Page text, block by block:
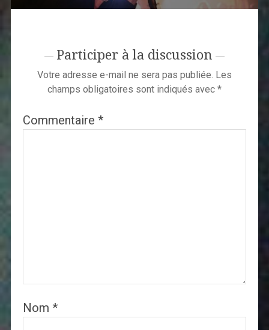
Participer à la discussion
Votre adresse e-mail ne sera pas publiée. Les
champs obligatoires sont indiqués avec *
Commentaire *
Nom *